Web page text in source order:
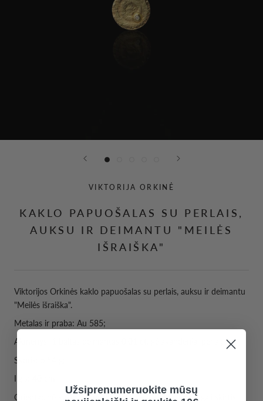
VIKTORIJA ORKINĖ
KAKLO PAPUOŠALAS SU PERLAIS,
AUKSU IR DEIMANTU "MEILĖS
IŠRAIŠKA"
Viktorijos Orkinės kaklo papuošalas su perlais, auksu ir deimantu
"Meilės išraiška".
Metalas ir praba: Au 585;
Akmenys: 1 baltas deimantas 0.01 ct, gėlavandeniai perlai;
Svoris: 5.54 g;
Ilgis: 40 cm.
Orientacinė
klo papuošalo kaina – 820 eur. Kaina gali skirtis
Užsiprenumeruokite mūsų